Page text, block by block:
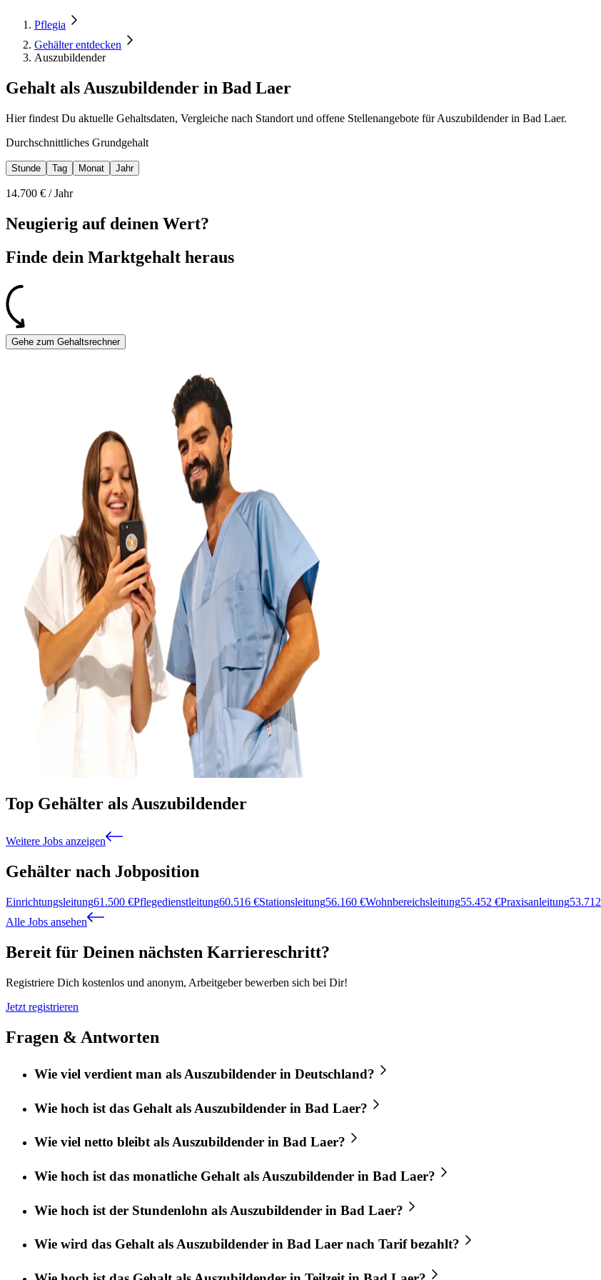
Pflegia
Gehälter entdecken
Auszubildender
Gehalt als Auszubildender in Bad Laer
Hier findest Du aktuelle Gehaltsdaten, Vergleiche nach Standort und offene Stellenangebote für Auszubildender in Bad Laer.
Durchschnittliches Grundgehalt
Stunde Tag Monat Jahr
14.700 € /Jahr
Neugierig auf deinen Wert?
Finde dein Marktgehalt heraus
Gehe zum Gehaltsrechner
Top Gehälter als Auszubildender
Weitere Jobs anzeigen
Gehälter nach Jobposition
Einrichtungsleitung61.500 €Pflegedienstleitung60.516 €Stationsleitung56.160 €Wohnbereichsleitung55.452 €Praxisanleitung53.712
Alle Jobs ansehen
Bereit für Deinen nächsten Karriereschritt?
Registriere Dich kostenlos und anonym, Arbeitgeber bewerben sich bei Dir!
Jetzt registrieren
Fragen & Antworten
Wie viel verdient man als Auszubildender in Deutschland?
Wie hoch ist das Gehalt als Auszubildender in Bad Laer?
Wie viel netto bleibt als Auszubildender in Bad Laer?
Wie hoch ist das monatliche Gehalt als Auszubildender in Bad Laer?
Wie hoch ist der Stundenlohn als Auszubildender in Bad Laer?
Wie wird das Gehalt als Auszubildender in Bad Laer nach Tarif bezahlt?